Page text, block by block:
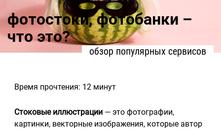
фотостоки, фотобанки –
что это?
обзор популярных сервисов
Время прочтения: 12 минут
Стоковые иллюстрации — это фотографии,
картинки, векторные изображения, которые автор